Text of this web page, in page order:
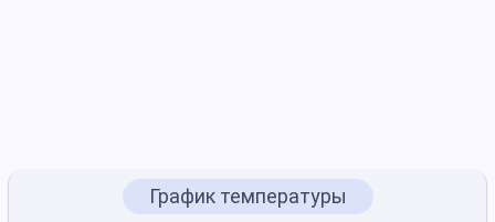
График температуры